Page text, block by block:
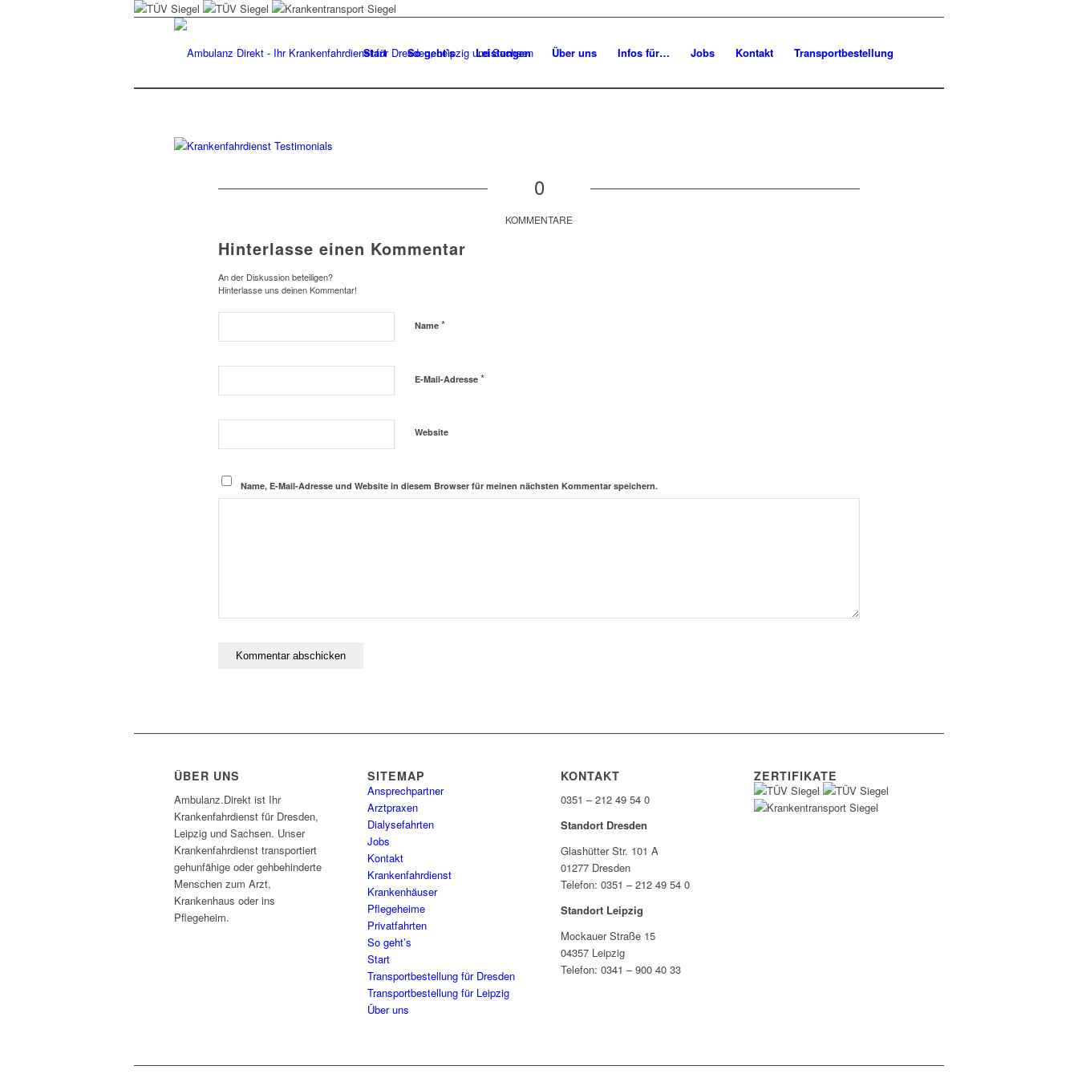
Start So geht’s Leistungen Über uns Infos für… Jobs Kontakt Transportbestellung
0
KOMMENTARE
Hinterlasse einen Kommentar
An der Diskussion beteiligen?
Hinterlasse uns deinen Kommentar!
Name *
E-Mail-Adresse *
Website
Name, E-Mail-Adresse und Website in diesem Browser für meinen nächsten Kommentar speichern.
ÜBER UNS
Ambulanz.Direkt ist Ihr
Krankenfahrdienst für Dresden,
Leipzig und Sachsen. Unser
Krankenfahrdienst transportiert
gehunfähige oder gehbehinderte
Menschen zum Arzt,
Krankenhaus oder ins
Pflegeheim.
SITEMAP
Ansprechpartner
Arztpraxen
Dialysefahrten
Jobs
Kontakt
Krankenfahrdienst
Krankenhäuser
Pflegeheime
Privatfahrten
So geht’s
Start
Transportbestellung für Dresden
Transportbestellung für Leipzig
Über uns
KONTAKT
0351 – 212 49 54 0
Standort Dresden
Glashütter Str. 101 A
01277 Dresden
Telefon: 0351 – 212 49 54 0
Standort Leipzig
Mockauer Straße 15
04357 Leipzig
Telefon: 0341 – 900 40 33
ZERTIFIKATE